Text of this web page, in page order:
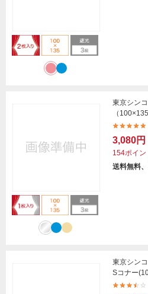
東京シン
（
3,080円
154ポイン
送料無料
東京シン
Sコナー